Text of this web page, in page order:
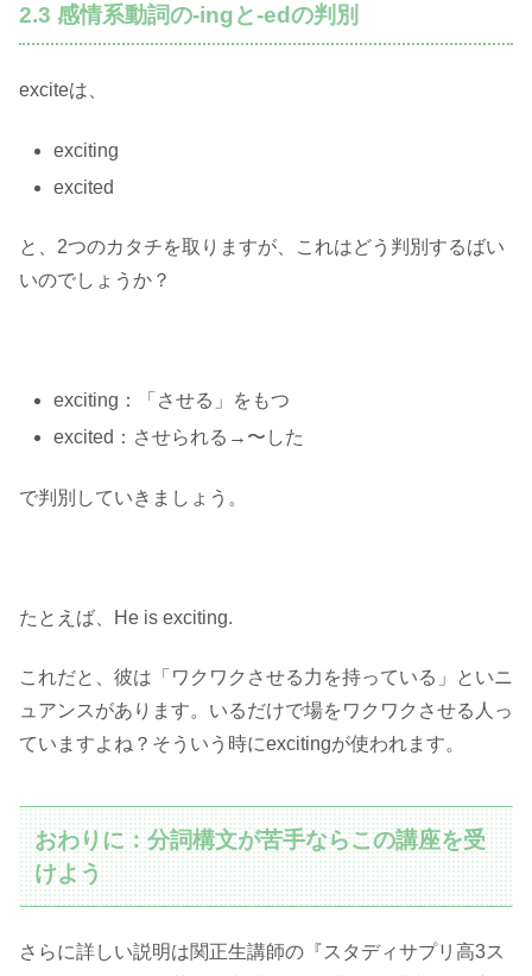
2.3 感情系動詞の-ingと-edの判別
exciteは、
exciting
excited
と、2つのカタチを取りますが、これはどう判別するばい
いのでしょうか？
exciting：「させる」をもつ
excited：させられる→〜した
で判別していきましょう。
たとえば、He is exciting.
これだと、彼は「ワクワクさせる力を持っている」といニ
ュアンスがあります。いるだけで場をワクワクさせる人っ
ていますよね？そういう時にexcitingが使われます。
おわりに：分詞構文が苦手ならこの講座を受
けよう
さらに詳しい説明は関正生講師の『スタディサプリ高3ス